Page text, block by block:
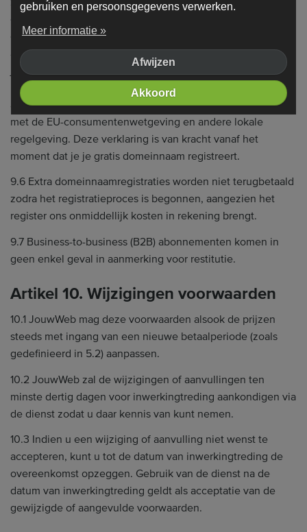
domeinnaam te registreren als onderdeel van je
abonnement of een eigen domeinnaam te koppelen, erken
je en ga je ermee akkoord dat we onmiddellijk beginnen
met het leveren van diensten, en doe je uitdrukkelijk
afstand van je recht op terugtrekking in overeenstemming
met de EU-consumentenwetgeving en andere lokale
regelgeving. Deze verklaring is van kracht vanaf het
moment dat je je gratis domeinnaam registreert.
9.6 Extra domeinnaamregistraties worden niet terugbetaald
zodra het registratieproces is begonnen, aangezien het
register ons onmiddellijk kosten in rekening brengt.
9.7 Business-to-business (B2B) abonnementen komen in
geen enkel geval in aanmerking voor restitutie.
Artikel 10. Wijzigingen voorwaarden
10.1 JouwWeb mag deze voorwaarden alsook de prijzen
steeds met ingang van een nieuwe betaalperiode (zoals
gedefinieerd in 5.2) aanpassen.
10.2 JouwWeb zal de wijzigingen of aanvullingen ten
minste dertig dagen voor inwerkingtreding aankondigen via
de dienst zodat u daar kennis van kunt nemen.
10.3 Indien u een wijziging of aanvulling niet wenst te
accepteren, kunt u tot de datum van inwerkingtreding de
overeenkomst opzeggen. Gebruik van de dienst na de
datum van inwerkingtreding geldt als acceptatie van de
gewijzigde of aangevulde voorwaarden.
gebruiken en persoonsgegevens verwerken.
Meer informatie »
Afwijzen
Akkoord